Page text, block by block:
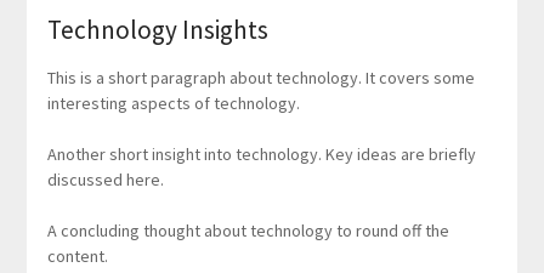
Technology Insights
This is a short paragraph about technology. It covers some
interesting aspects of technology.
Another short insight into technology. Key ideas are briefly
discussed here.
A concluding thought about technology to round off the
content.